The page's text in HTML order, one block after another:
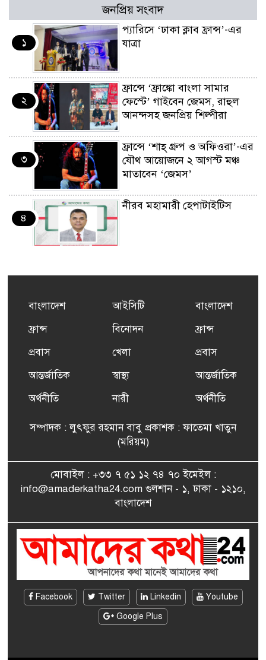
জনপ্রিয় সংবাদ
১
প্যারিসে ‘ঢাকা ক্লাব ফ্রান্স’-এর
যাত্রা
২
ফ্রান্সে ‘ফ্রাঙ্কো বাংলা সামার
ফেস্টে’ গাইবেন জেমস, রাহুল
আনন্দসহ জনপ্রিয় শিল্পীরা
৩
ফ্রান্সে ‘শাহ্ গ্রুপ ও অফিওরা’-এর
যৌথ আয়োজনে ২ আগস্ট মঞ্চ
মাতাবেন ‘জেমস’
৪
নীরব মহামারী হেপাটাইটিস
৫
এর সম্পূর্ণ বিনামূল্যের সুশি
ফ্রান্সসহ ইউরোপীয় দেশসমূহে
দাবদাহ: কারণ, প্রভাব ও করণীয়
ফ্রান্সে সংবর্ধিত হলেন যুক্তরাজ্য
বিএনপি’র আহ্বায়ক কমিটির
সাংবাদিকতায় কৃতিত্বের পুরস্কার
এমপি মমতাজ আলোকে
জেলা প্রবাসী এসোসিয়েশন’
বেদে সম্প্রদায় নিয়ে প্যারিসে
তথ্য-চলচ্চিত্র “ভাসমান জীবন”
বাংলাদেশ
ফ্রান্স
প্রবাস
আন্তর্জাতিক
অর্থনীতি
আইসিটি
বিনোদন
খেলা
স্বাস্থ্য
নারী
বাংলাদেশ
ফ্রান্স
প্রবাস
আন্তর্জাতিক
অর্থনীতি
সম্পাদক : লুৎফুর রহমান বাবু প্রকাশক : ফাতেমা খাতুন
(মরিয়ম)
মোবাইল : +৩৩ ৭ ৫১ ১২ ৭৪ ৭০ ইমেইল :
info@amaderkatha24.com গুলশান - ১, ঢাকা - ১২১০,
বাংলাদেশ
Facebook Twitter Linkedin
Youtube
Google Plus